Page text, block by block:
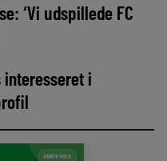
‘Vi udspillede FC
interesseret i